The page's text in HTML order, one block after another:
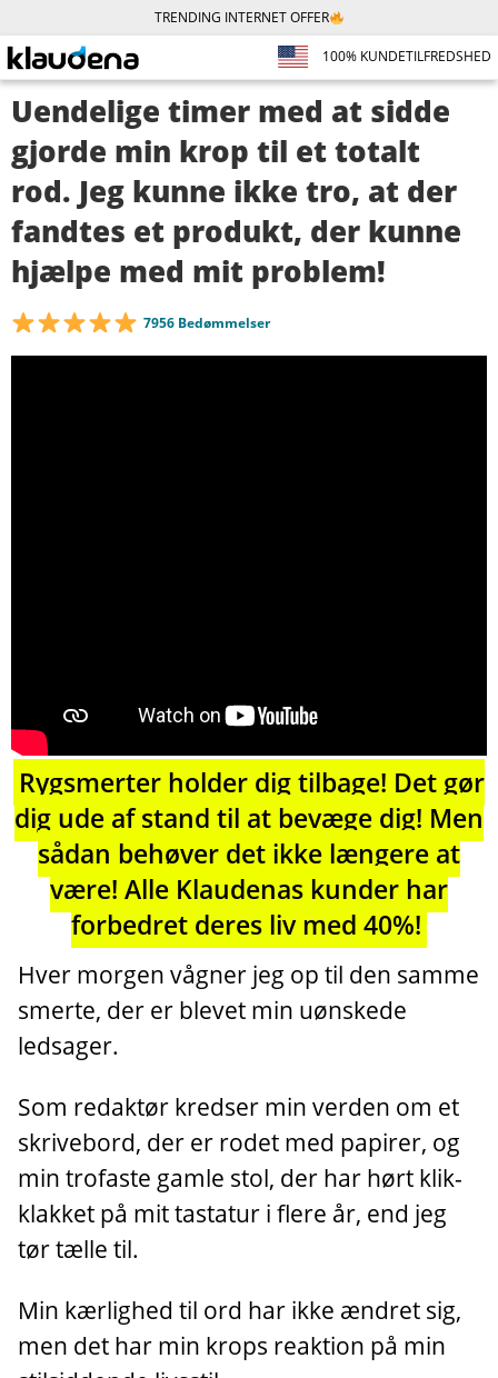
TRENDING INTERNET OFFER
100% KUNDETILFREDSHED
Uendelige timer med at sidde
gjorde min krop til et totalt
rod. Jeg kunne ikke tro, at der
fandtes et produkt, der kunne
hjælpe med mit problem!
7956 Bedømmelser
Rygsmerter holder dig tilbage! Det gør
dig ude af stand til at bevæge dig! Men
sådan behøver det ikke længere at
være! Alle Klaudenas kunder har
forbedret deres liv med 40%!
Hver morgen vågner jeg op til den samme
smerte, der er blevet min uønskede
ledsager.
Som redaktør kredser min verden om et
skrivebord, der er rodet med papirer, og
min trofaste gamle stol, der har hørt klik-
klakket på mit tastatur i flere år, end jeg
tør tælle til.
Min kærlighed til ord har ikke ændret sig,
men det har min krops reaktion på min